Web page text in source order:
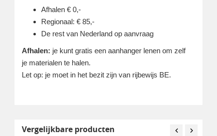
Afhalen € 0,-
Regionaal: € 85,-
De rest van Nederland op aanvraag
Afhalen: je kunt gratis een aanhanger lenen om zelf
je materialen te halen.
Let op: je moet in het bezit zijn van rijbewijs BE.
Vergelijkbare producten